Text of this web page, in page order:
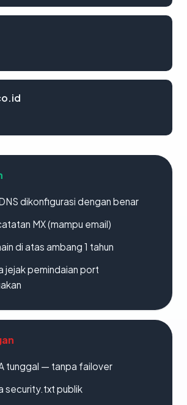
dikonfigurasi dengan benar
MX (mampu email)
di atas ambang 1 tahun
jejak pemindaian port
tunggal — tanpa failover
security.txt publik